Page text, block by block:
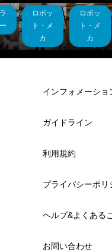
ロボッ
ト・メ
カ
30MF
シリー
ロボッ
ト・メ
カ
ダンバ
イン飛
インフォメーショ
ガイドライン
利用規約
プライバシーポリ
ヘルプ&よくある
お問い合わせ